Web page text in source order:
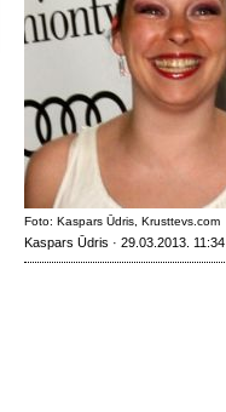
Foto: Kaspars Ūdris, Krusttevs.com
Kaspars Ūdris · 29.03.2013. 11:34